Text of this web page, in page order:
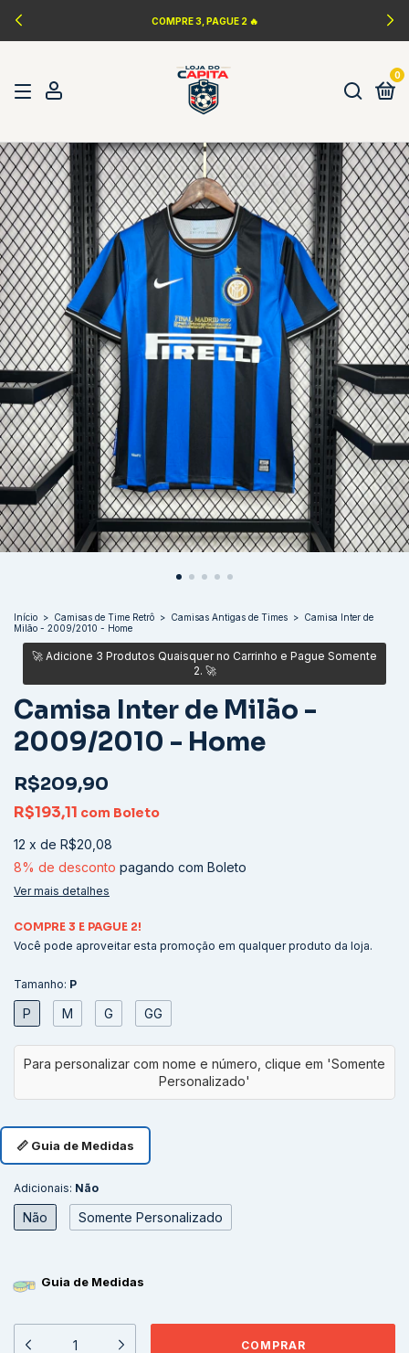
LANÇAMENTOS DA NBA 🏀
0
Início > Camisas de Time Retrô > Camisas Antigas de Times > Camisa Inter de
Milão - 2009/2010 - Home
Camisa Inter de Milão -
2009/2010 - Home
R$209,90
R$193,11 com Boleto
12 x de R$20,08
8% de desconto pagando com Boleto
Ver mais detalhes
COMPRE 3 E PAGUE 2!
Você pode aproveitar esta promoção em qualquer produto da loja.
Tamanho: P
P M G GG
📏 Guia de Medidas
Adicionais: Não
Não Somente Personalizado
Guia de Medidas